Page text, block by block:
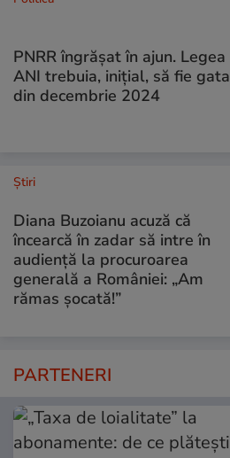
PNRR îngrășat în ajun. Legea
ANI trebuia, inițial, să fie gata
din decembrie 2024
Ştiri
Diana Buzoianu acuză că
încearcă în zadar să intre în
audiență la procuroarea
generală a României: „Am
rămas șocată!”
PARTENERI